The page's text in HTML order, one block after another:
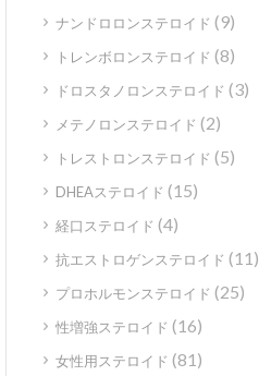
ナンドロロンステロイド (9)
トレンボロンステロイド (8)
ドロスタノロンステロイド (3)
メテノロンステロイド (2)
トレストロンステロイド (5)
DHEAステロイド (15)
経口ステロイド (4)
抗エストロゲンステロイド (11)
プロホルモンステロイド (25)
性増強ステロイド (16)
女性用ステロイド (81)